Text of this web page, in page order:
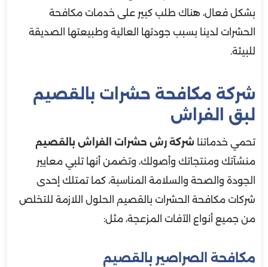
بشكل فعال، هناك طلب كبير على خدمات مكافحة
الحشرات لدينا بسبب جودتها العالية وطبيعتها الصديقة
للبيئة.
شركة مكافحة حشرات بالقصيم
لبق الفراش
تحمي خدماتنا شركة رش حشرات الفراش بالقصيم
منشآتك ومنتجاتك وأصولك، وتضمن أنها تلبي معايير
الجودة والصحة والسلامة المناسبة، كما تمتلك إحدى
شركات مكافحة الحشرات بالقصيم الحلول اللازمة للتخلص
من جميع أنواع الآفات المزعجة، مثل:
مكافحة الصراصير بالقصيم